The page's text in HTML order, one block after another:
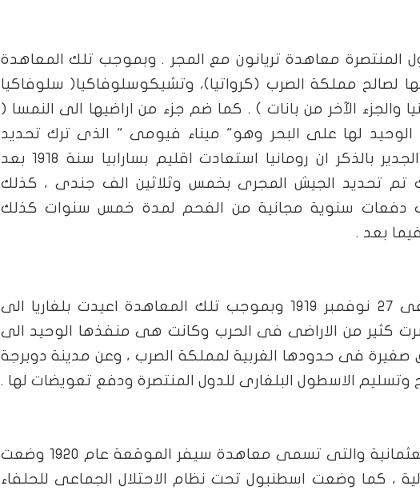
1920 وقعت الدول المنتصرة معاهدة تريانون مع المجر . وبموجب تلك المعاهدة
مملكة الصرب (كرواتيا)، وتشيكوسلوفاكيا( سلوفاكيا
والجزء الآخر من بانات ) . كما ضم جزء من اراضيها الى النمسا (
الوحيد لها على البحر وهو" ميناء فيومى " الذى ترك تحديد
مصيره الى مفاوضات لاحقة. ومن الجدير بالذكر ان رومانيا استعادت اقليم بسارابيا سنة 1918 بعد
تم تحديد الجيش المجرى بخمس وثلاثين الف جندى ، كذلك
دفعات سنوية مجانية من الفحم لمدة خمس سنوات كذلك
بعد .
وقعت هذه المعاهدة مع بلغاريا فى 27 نوفمبر 1919 وبموجب تلك المعاهدة اعيدت بلغاريا الى
انها خسرت كثير من الاراضى فى الحرب وكانت هى منفذها الوحيد الى
صغيرة فى حدودها الغربية لمملكة الصرب ، وعن مدينة دوبرجة
وتسليم الاسطول البلغارى للدول المنتصرة ودفع تعويضات لها .
بموجب معاهدة الصلح مع الدولة العثمانية والتى تسمى معاهدة سيفر الموقعة عام 1920 وضعت
، كما وضعت اسطنبول تحت نظام الاحتلال الجماعى للحلفاء